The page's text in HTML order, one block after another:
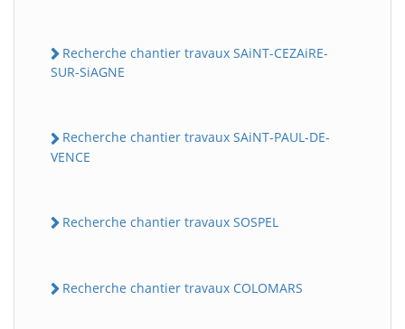
Recherche chantier travaux SAiNT-CEZAiRE-
SUR-SiAGNE
Recherche chantier travaux SAiNT-PAUL-DE-
VENCE
Recherche chantier travaux SOSPEL
Recherche chantier travaux COLOMARS